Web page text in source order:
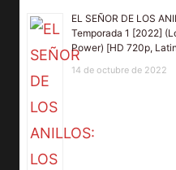
EL SEÑOR DE LOS
Temporada 1 [2022]
Power) [HD 720p,
14 de octubre de 2022